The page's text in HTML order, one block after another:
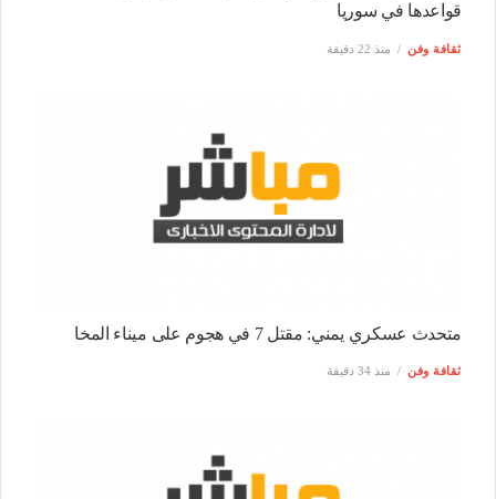
قواعدها في سوريا
ثقافة وفن منذ 22 دقيقة
متحدث عسكري يمني: مقتل 7 في هجوم على ميناء المخا
ثقافة وفن منذ 34 دقيقة